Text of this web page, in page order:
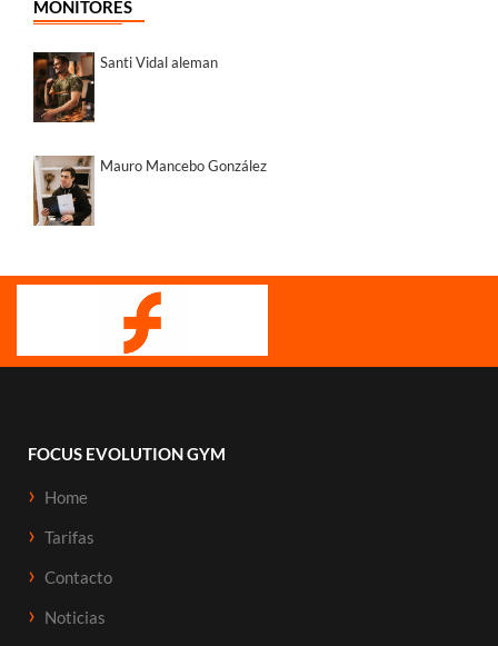
MONITORES
Santi Vidal aleman
Mauro Mancebo González
FOCUS EVOLUTION GYM
Home
Tarifas
Contacto
Noticias